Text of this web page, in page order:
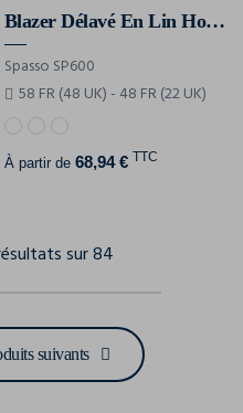
Blazer Délavé En Lin Homme
Spasso SP600
58 FR (48 UK) - 48 FR (22 UK)
À partir de 68,94 € TTC
sur 84
suivants